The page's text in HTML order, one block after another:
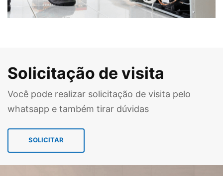
Solicitação de visita
Você pode realizar solicitação de visita pelo
whatsapp e também tirar dúvidas
SOLICITAR